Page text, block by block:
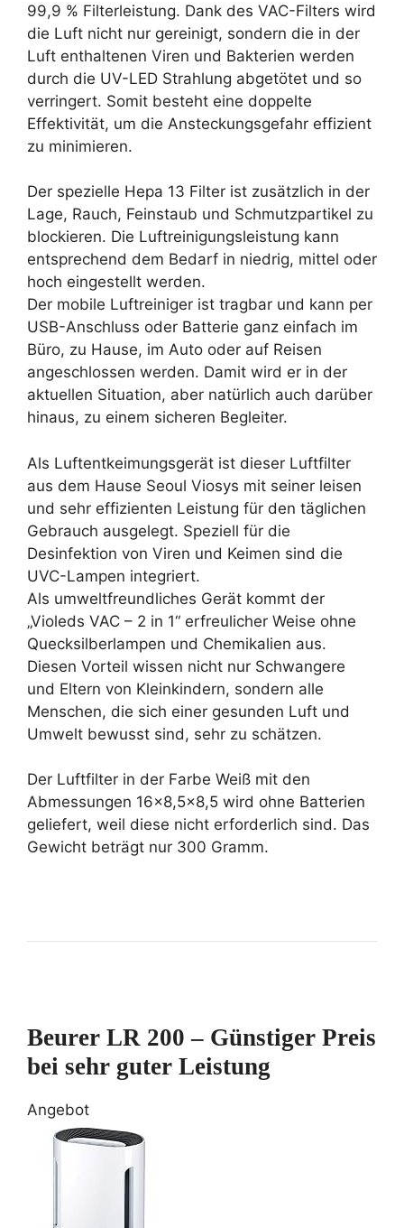
99,9 % Filterleistung. Dank des VAC-Filters wird
die Luft nicht nur gereinigt, sondern die in der
Luft enthaltenen Viren und Bakterien werden
durch die UV-LED Strahlung abgetötet und so
verringert. Somit besteht eine doppelte
Effektivität, um die Ansteckungsgefahr effizient
zu minimieren.
Der spezielle Hepa 13 Filter ist zusätzlich in der
Lage, Rauch, Feinstaub und Schmutzpartikel zu
blockieren. Die Luftreinigungsleistung kann
entsprechend dem Bedarf in niedrig, mittel oder
hoch eingestellt werden.
Der mobile Luftreiniger ist tragbar und kann per
USB-Anschluss oder Batterie ganz einfach im
Büro, zu Hause, im Auto oder auf Reisen
angeschlossen werden. Damit wird er in der
aktuellen Situation, aber natürlich auch darüber
hinaus, zu einem sicheren Begleiter.
Als Luftentkeimungsgerät ist dieser Luftfilter
aus dem Hause Seoul Viosys mit seiner leisen
und sehr effizienten Leistung für den täglichen
Gebrauch ausgelegt. Speziell für die
Desinfektion von Viren und Keimen sind die
UVC-Lampen integriert.
Als umweltfreundliches Gerät kommt der
„Violeds VAC – 2 in 1“ erfreulicher Weise ohne
Quecksilberlampen und Chemikalien aus.
Diesen Vorteil wissen nicht nur Schwangere
und Eltern von Kleinkindern, sondern alle
Menschen, die sich einer gesunden Luft und
Umwelt bewusst sind, sehr zu schätzen.
Der Luftfilter in der Farbe Weiß mit den
Abmessungen 16×8,5×8,5 wird ohne Batterien
geliefert, weil diese nicht erforderlich sind. Das
Gewicht beträgt nur 300 Gramm.
Beurer LR 200 – Günstiger Preis
bei sehr guter Leistung
Angebot